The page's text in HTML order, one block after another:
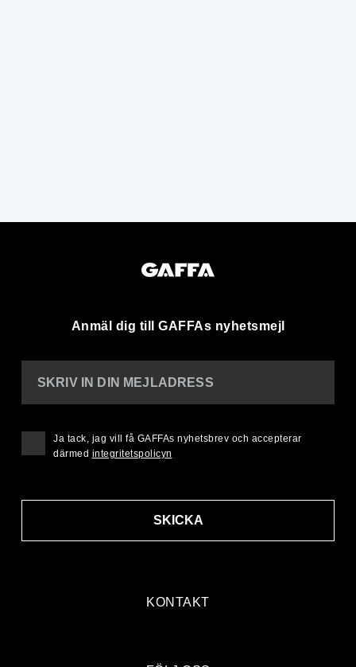
Anmäl dig till GAFFAs nyhetsmejl
KONTAKT
SKRIV IN DIN MEJLADRESS
SKICKA
Ja tack, jag vill få GAFFAs nyhetsbrev och accepterar
därmed integritetspolicyn